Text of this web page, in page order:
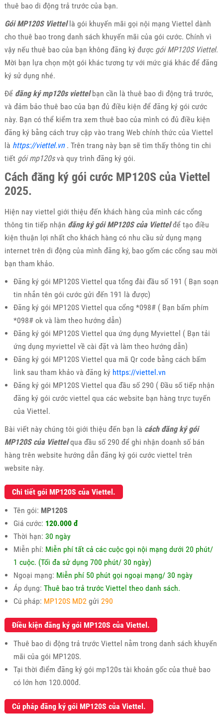
thuê bao di động trả trước của bạn.
Gói MP120S Viettellà gói khuyến mãi gọi nội mạng Viettel dành
cho thuê bao trong danh sách khuyến mãi của gói cước. Chính vì
vậy nếu thuê bao của bạn không đăng ký được gói MP120S Viettel.
Mời bạn lựa chọn một gói khác tương tự với mức giá khác để đăng
ký sử dụng nhé.
Để đăng ký mp120s viettelbạn cần là thuê bao di động trả trước,
và đảm bảo thuê bao của bạn đủ điều kiện để đăng ký gói cước
này. Bạn có thể kiểm tra xem thuê bao của mình có đủ điều kiện
đăng ký bằng cách truy cập vào trang Web chính thức của Viettel
là https://viettel.vn. Trên trang này bạn sẽ tìm thấy thông tin chi
tiết gói mp120svà quy trình đăng ký gói.
Cách đăng ký gói cước MP120S của Viettel
2025.
Hiện nay viettel giới thiệu đến khách hàng của mình các cổng
thông tin tiếp nhận đăng ký gói MP120S của Viettelđể tạo điều
kiện thuận lợi nhất cho khách hàng có nhu cầu sử dụng mạng
internet trên di động của mình đăng ký, bao gốm các cổng sau mời
bạn tham khảo.
Đăng ký gói MP120S Viettel qua tổng đài đầu số 191 ( Bạn soạn
tin nhắn tên gói cước gửi đến 191 là được)
Đăng ký gói MP120S Viettel qua cổng *098# ( Bạn bấm phím
*098# ok và làm theo hướng dẫn)
Đăng ký gói MP120S Viettel qua ứng dụng Myviettel ( Bạn tải
ứng dụng myviettel về cài đặt và làm theo hướng dẫn)
Đăng ký gói MP120S Viettel qua mã Qr code bằng cách bấm
link sau tham khảo và đăng ký https://viettel.vn
Đăng ký gói MP120S Viettel qua đầu số 290 ( Đầu số tiếp nhận
đăng ký gói cước viettel qua các website bạn hàng trực tuyến
của Viettel.
Bài viết này chúng tôi giới thiệu đến bạn là cách đăng ký gói
MP120S của Viettelqua đầu số 290 để ghi nhận doanh số bán
hàng trên website hướng dẫn đăng ký gói cước viettel trên
website này.
Chi tiết gói MP120S của Viettel.
Tên gói: MP120S
Giá cước: 120.000 đ
Thời hạn: 30 ngày
Miễn phí: Miễn phí tất cả các cuộc gọi nội mạng dưới 20 phút/
1 cuộc. (Tối đa sử dụng 700 phút/ 30 ngày)
Ngoại mạng: Miễn phí 50 phút gọi ngoại mạng/ 30 ngày
Áp dụng: Thuê bao trả trước Viettel theo danh sách.
Cú pháp: MP120S MD2 gửi 290
Điều kiện đăng ký gói MP120S của Viettel.
Thuê bao di động trả trước Viettel nằm trong danh sách khuyến
mãi của gói MP120S.
Tại thời điểm đăng ký gói mp120s tài khoản gốc của thuê bao
có lớn hơn 120.000đ.
Cú pháp đăng ký gói MP120S của Viettel.